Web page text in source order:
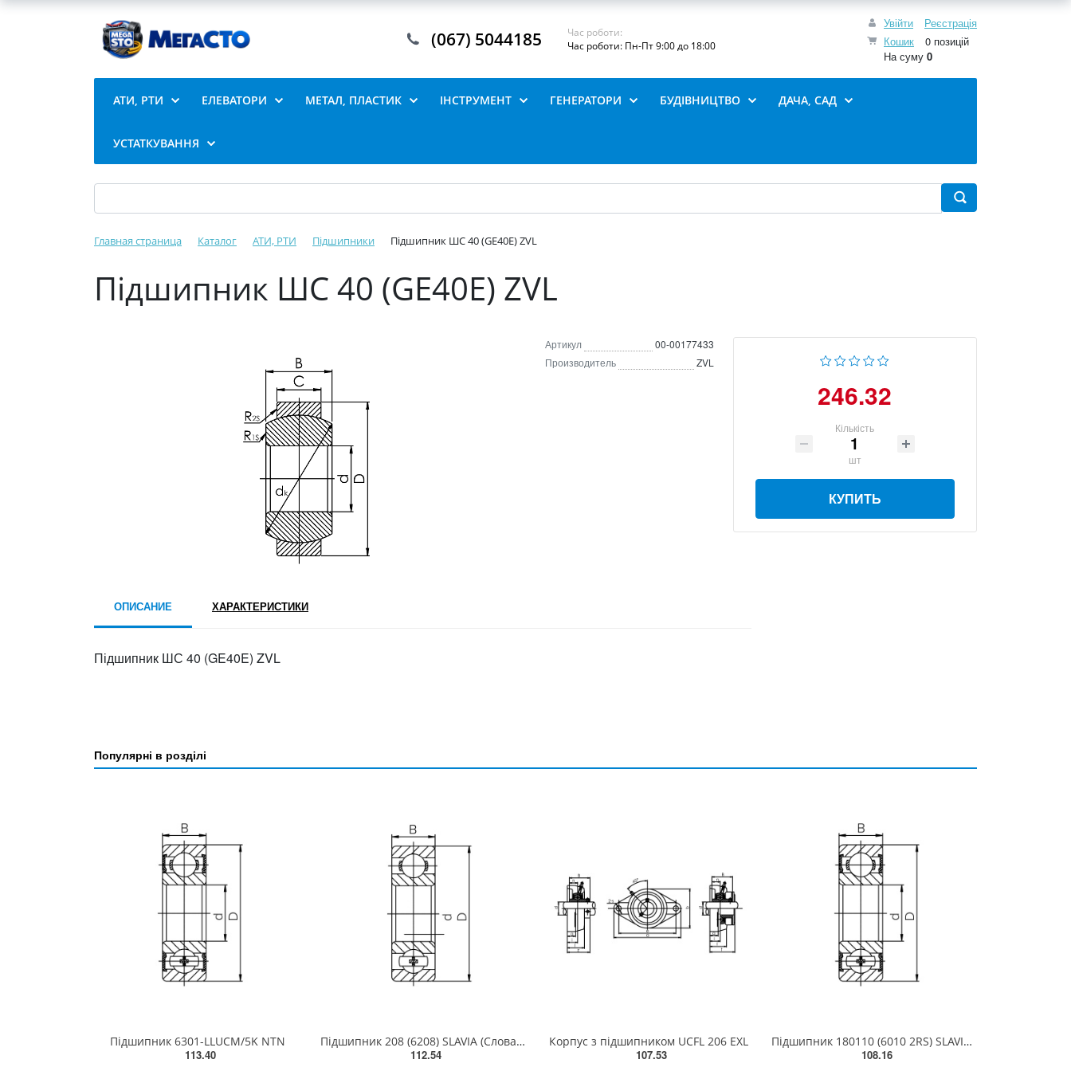
Увійти
Реєстрація
Кошик
0 позицій
На суму 0
(067) 5044185
Час роботи:
Час роботи: Пн-Пт 9:00 до 18:00
АТИ, РТИ ЕЛЕВАТОРИ МЕТАЛ, ПЛАСТИК ІНСТРУМЕНТ ГЕНЕРАТОРИ БУДІВНИЦТВО ДАЧА, САД
УСТАТКУВАННЯ
Главная страница Каталог АТИ, РТИ Підшипники Підшипник ШС 40 (GE40E) ZVL
Підшипник ШС 40 (GE40E) ZVL
Артикул
00-00177433
Производитель
ZVL
246.32
Кількість
шт
КУПИТЬ
ОПИСАНИЕ ХАРАКТЕРИСТИКИ
Підшипник ШС 40 (GE40E) ZVL
Популярні в розділі
Підшипник 6301-LLUCM/5K NTN
113.40
Підшипник 208 (6208) SLAVIA (Словаччина)
112.54
Корпус з підшипником UCFL 206 EXL
107.53
Підшипник 180110 (6010 2RS) SLAVIA (Словаччина)
108.16